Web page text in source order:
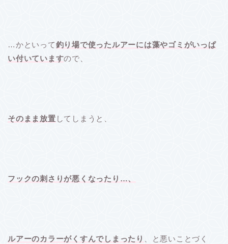
…かといって釣り場で使ったルアーには藻やゴミがいっぱ
い付いていますので、
そのまま放置 してしまうと、
フックの刺さりが悪くなったり…、
ルアーのカラーがくすんでしまったり
、と悪いことづく